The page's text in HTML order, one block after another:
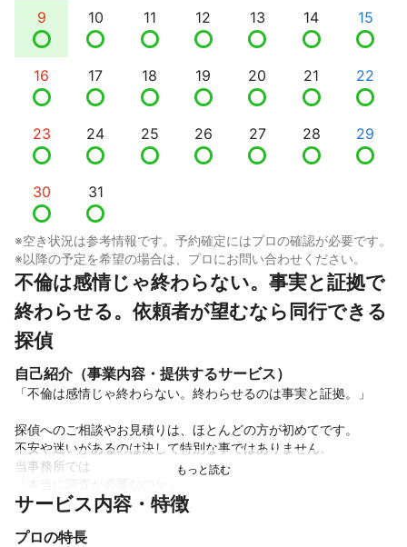
9 10 11 12 13 14 15
16 17 18 19 20 21 22
23 24 25 26 27 28 29
30 31
※空き状況は参考情報です。予約確定にはプロの確認が必要です。
※以降の予定を希望の場合は、プロにお問い合わせください。
不倫は感情じゃ終わらない。事実と証拠で
終わらせる。依頼者が望むなら同行できる
探偵
自己紹介（事業内容・提供するサービス）
「不倫は感情じゃ終わらない。終わらせるのは事実と証拠。」
探偵へのご相談やお見積りは、ほとんどの方が初めてです。
不安や迷いがあるのは決して特別な事ではありません。
当事務所では
「どこまで調べるべきか」
をいたします。
サービス内容・特徴
プロの特長